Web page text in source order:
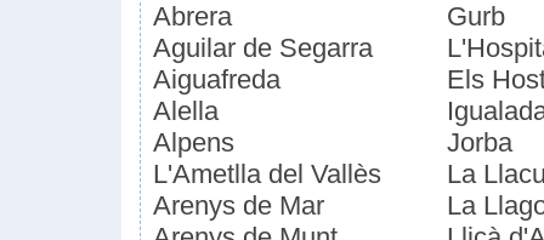
Abrera
Aguilar de Segarra
Aiguafreda
Alella
Alpens
L'Ametlla del Vallès
Arenys de Mar
Gurb
Els
Jorba
La
La